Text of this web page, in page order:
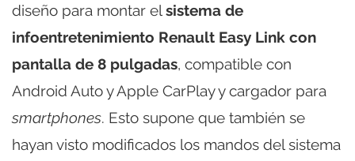
diseño para montar elsistema de
infoentretenimiento Renault Easy Link con
pantalla de 8 pulgadas, compatible con
Android Auto y Apple CarPlay y cargador para
smartphones. Esto supone que también se
hayan visto modificados los mandos del sistema